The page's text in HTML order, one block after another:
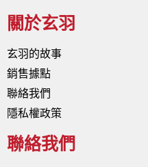
關於玄羽
玄羽的故事
銷售據點
聯絡我們
隱私權政策
聯絡我們